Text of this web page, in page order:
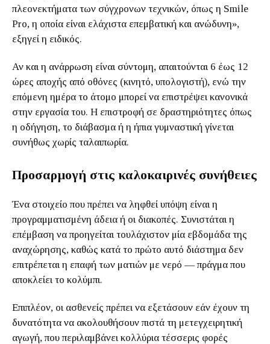
πλεονεκτήματα των σύγχρονων τεχνικών, όπως η Smile
Pro, η οποία είναι ελάχιστα επεμβατική και ανώδυνη»,
εξηγεί η ειδικός.
Αν και η ανάρρωση είναι σύντομη, απαιτούνται 6 έως 12
ώρες αποχής από οθόνες (κινητό, υπολογιστή), ενώ την
επόμενη ημέρα το άτομο μπορεί να επιστρέψει κανονικά
στην εργασία του. Η επιστροφή σε δραστηριότητες όπως
η οδήγηση, το διάβασμα ή η ήπια γυμναστική γίνεται
συνήθως χωρίς ταλαιπωρία.
Προσαρμογή στις καλοκαιρινές συνήθειες
Ένα στοιχείο που πρέπει να ληφθεί υπόψη είναι η
προγραμματισμένη άδεια ή οι διακοπές. Συνιστάται η
επέμβαση να προηγείται τουλάχιστον μία εβδομάδα της
αναχώρησης, καθώς κατά το πρώτο αυτό διάστημα δεν
επιτρέπεται η επαφή των ματιών με νερό — πράγμα που
αποκλείει το κολύμπι.
Επιπλέον, οι ασθενείς πρέπει να εξετάσουν εάν έχουν τη
δυνατότητα να ακολουθήσουν πιστά τη μετεγχειρητική
αγωγή, που περιλαμβάνει κολλύρια τέσσερις φορές